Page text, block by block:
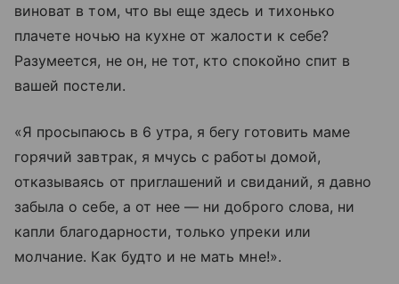
виноват в том, что вы еще здесь и тихонько
плачете ночью на кухне от жалости к себе?
Разумеется, не он, не тот, кто спокойно спит в
вашей постели.
«Я просыпаюсь в 6 утра, я бегу готовить маме
горячий завтрак, я мчусь с работы домой,
отказываясь от приглашений и свиданий, я давно
забыла о себе, а от нее — ни доброго слова, ни
капли благодарности, только упреки или
молчание. Как будто и не мать мне!».